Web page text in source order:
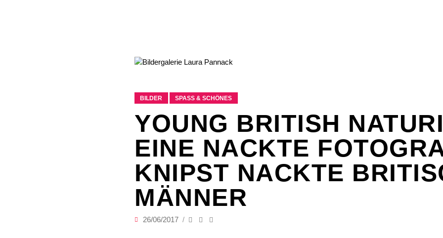
BILDER SPASS & SCHÖNES
YOUNG BRITISH
EINE NACKTE
KNIPST NACKTE
MÄNNER
26/06/2017